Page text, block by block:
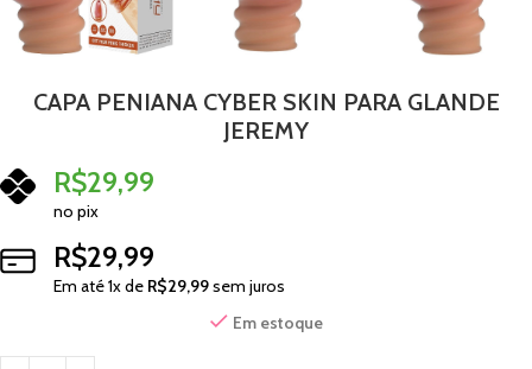
CAPA PENIANA CYBER SKIN PARA GLANDE
JEREMY
R$29,99
no pix
R$29,99
Em até1x de R$29,99sem juros
Em estoque